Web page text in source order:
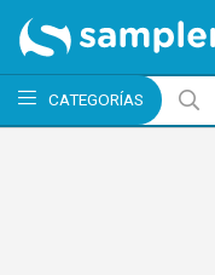
CATEGORÍAS